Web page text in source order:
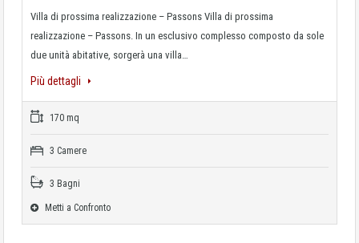
Villa di prossima realizzazione – Passons Villa di prossima
realizzazione – Passons. In un esclusivo complesso composto da sole
due unità abitative, sorgerà una villa…
Più dettagli
170 mq
3 Camere
3 Bagni
Metti a Confronto